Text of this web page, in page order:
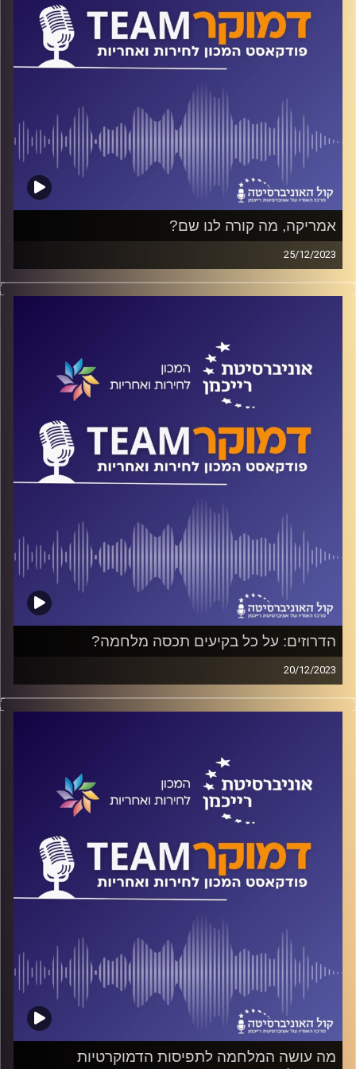
אמריקה, מה קורה לנו שם?
25/12/2023
פודקאסט המכון לחירות ואחריות באוניברסיטת רייכמן
על התערערות מעמדה של ישראל בארצות הברית בכלל ובקרב
הדמוקרטים והדור הצעיר בפרט. האם זהו מצב זמני או שאנחנו
מאבדים את אמריקה?
השיחה באנגלית.
המכון לחירות ואחריות
הדרוזים: על כל בקיעים תכסה מלחמה?
20/12/2023
פודקאסט המכון לחירות ואחריות באוניברסיטת רייכמן
משלמת מחיר דמים כבד ביותר. עם זאת, לעדה הדרוזית בעיות
קשות שהמדינה לא השכילה עד כה להתמודד עמן ולהציע
פתרונות שיתנו מענה ראוי לצרכים של בני העדה ובעיקר
הצעירים שבהם.
ד"ר חיים וייצמן משוחח עם רפיק חלבי, ראש המועצה
המקומית דלית אל-כרמל על הסתירה בין הנאמנות לבין תחושות
הקיפוח הקשות, והאם על כל העוולות תכסה המלחמה?
קרדיט תמונות: המכון לחירות ואחריות
מה עושה המלחמה לתפיסות הדמוקרטיות